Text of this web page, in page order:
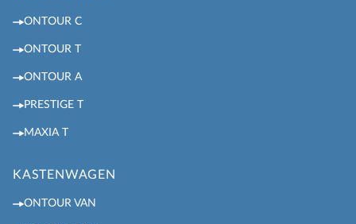
ONTOUR C
ONTOUR T
ONTOUR A
PRESTIGE T
MAXIA T
KASTENWAGEN
ONTOUR VAN